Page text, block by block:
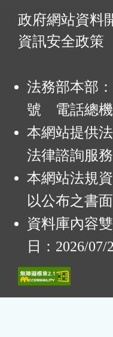
政府網站資料
資訊安全政策
法務部本部
號 電話總機
本網站提供
法律諮詢服務
本網站法規
以公布之書
資料庫內容
日：2026/07/